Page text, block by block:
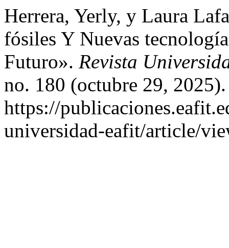
Herrera, Yerly, y Laura
fósiles Y Nuevas
Futuro». Revista
no. 180 (octubre 29,
https://
universidad-eafit/article/